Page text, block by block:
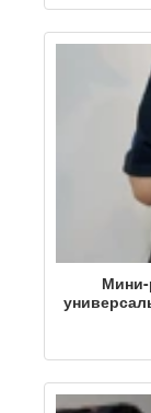
Мини-
покупок,
для